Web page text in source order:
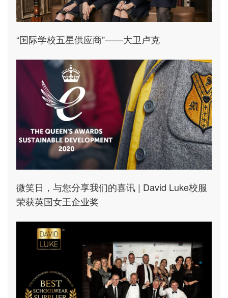
“国际学校五星供应商”——大卫卢克
微笑日，与您分享我们的喜讯 | David Luke校服
荣获英国女王企业奖